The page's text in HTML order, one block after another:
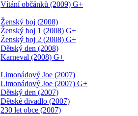
Vítání občánků (2009) G+
Ženský boj (2008)
Ženský boj 1 (2008) G+
Ženský boj 2 (2008) G+
Dětský den (2008)
Karneval (2008) G+
Limonádový Joe (2007)
Limonádový Joe (2007) G+
Dětský den (2007)
Dětské divadlo (2007)
230 let obce (2007)